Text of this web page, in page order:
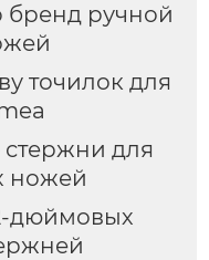
бренд ручной
точилок для
для
ножей
дюймовых